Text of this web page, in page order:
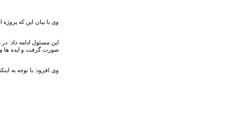
وی با بیان این که
این مسئول ادامه
صورت گرفت و ایده ها
وی افزود: با توجه به